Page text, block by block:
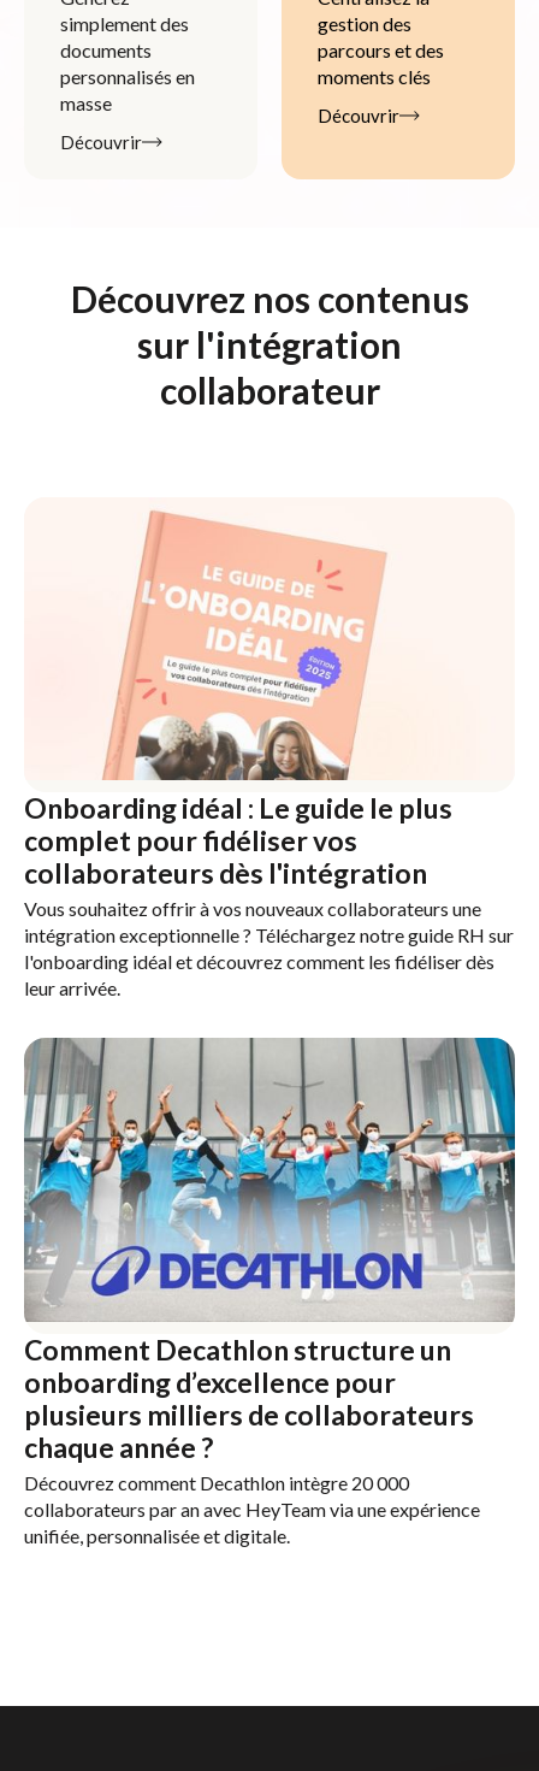
simplement des
documents
personnalisés en
masse
Découvrir
gestion des
parcours et des
moments clés
Découvrir
Découvrez nos contenus
sur l'intégration
collaborateur
Onboarding idéal : Le guide le plus
complet pour fidéliser vos
collaborateurs dès l'intégration
Vous souhaitez offrir à vos nouveaux collaborateurs une
intégration exceptionnelle ? Téléchargez notre guide RH sur
l'onboarding idéal et découvrez comment les fidéliser dès
leur arrivée.
Comment Decathlon structure un
onboarding d’excellence pour
plusieurs milliers de collaborateurs
chaque année ?
Découvrez comment Decathlon intègre 20 000
collaborateurs par an avec HeyTeam via une expérience
unifiée, personnalisée et digitale.